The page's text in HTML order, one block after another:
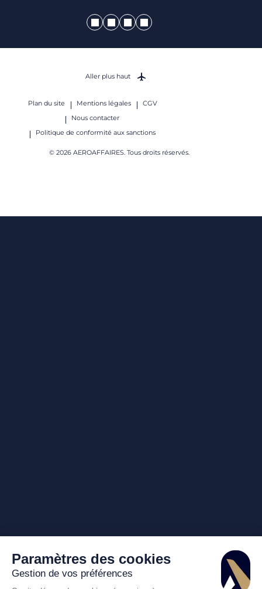
Plan du site Mentions légales
CGV
Nous contacter
Politique de conformité aux sanctions
© 2026 AEROAFFAIRES. Tous droits réservés.
Aller plus haut
Paramètres des cookies
Gestion de vos préférences